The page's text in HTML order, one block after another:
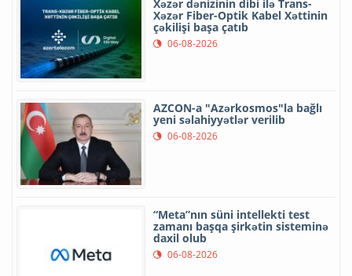
Xəzər dənizinin dibi ilə Trans-
Xəzər Fiber-Optik Kabel Xəttinin
çəkilişi başa çatıb
06-08-2026
AZCON-a "Azərkosmos"la bağlı
yeni səlahiyyətlər verilib
06-08-2026
“Meta”nın süni intellekti test
zamanı başqa şirkətin sisteminə
daxil olub
06-08-2026